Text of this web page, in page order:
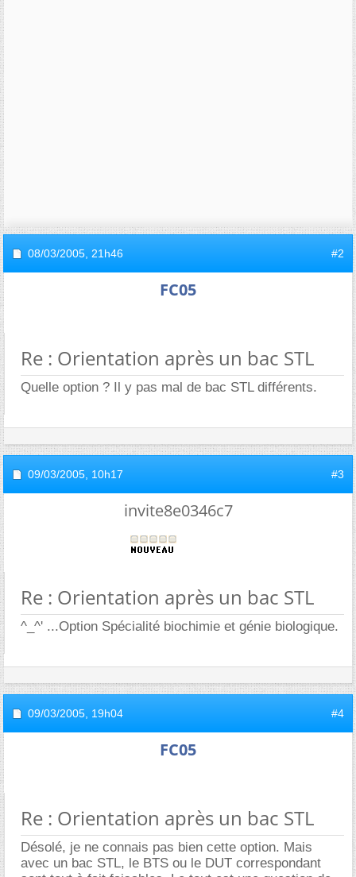
08/03/2005, 21h46 #2
FC05
Re : Orientation après un bac STL
Quelle option ? Il y pas mal de bac STL différents.
09/03/2005, 10h17 #3
invite8e0346c7
Re : Orientation après un bac STL
^_^' ...Option Spécialité biochimie et génie biologique.
09/03/2005, 19h04 #4
FC05
Re : Orientation après un bac STL
Désolé, je ne connais pas bien cette option. Mais
avec un bac STL, le BTS ou le DUT correspondant